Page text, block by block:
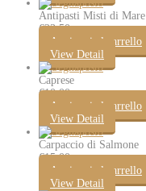
Antipasti Misti di Mare
€23.50
Aggiungi al carrello
View Detail
Caprese
€10.00
Aggiungi al carrello
View Detail
Carpaccio di Salmone
€15.00
Aggiungi al carrello
View Detail